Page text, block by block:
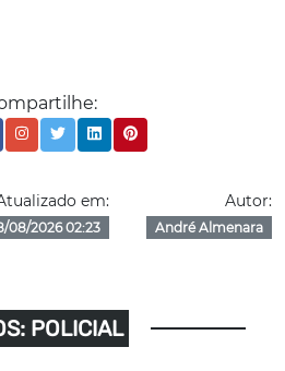
em:
08/2026 02:23
Autor:
André Almenara
POLICIAL